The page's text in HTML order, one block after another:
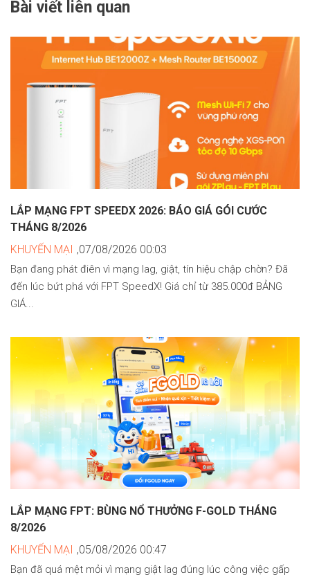
Bài viết liên quan
LẮP MẠNG FPT SPEEDX 2026: BÁO GIÁ GÓI CƯỚC
THÁNG 8/2026
KHUYẾN MẠI ,07/08/2026 00:03
Bạn đang phát điên vì mạng lag, giật, tín hiệu chập chờn? Đã
đến lúc bứt phá với FPT SpeedX! Giá chỉ từ 385.000đ BẢNG
GIÁ...
LẮP MẠNG FPT: BÙNG NỔ THƯỞNG F-GOLD THÁNG
8/2026
KHUYẾN MẠI ,05/08/2026 00:47
Bạn đã quá mệt mỏi vì mạng giật lag đúng lúc công việc gấp